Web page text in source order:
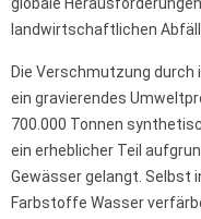
landwirtschaftlichen
Die Verschmutzung
ein gravierendes
700.000 Tonnen
ein erheblicher Teil
Gewässer gelangt. Selbst
Farbstoffe Wasser